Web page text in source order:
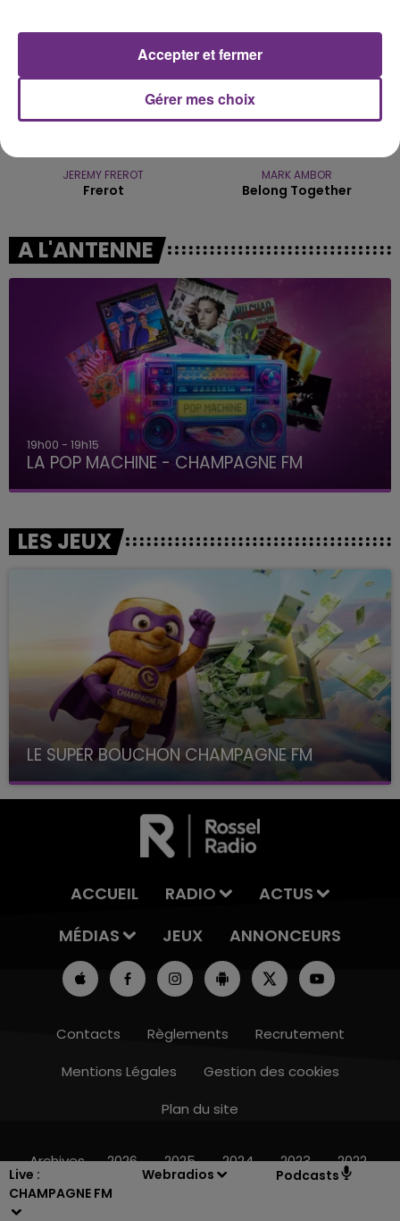
Live :
CHAMPAGNE FM
Webradios Podcasts
15h00 - 19h00
JEREMY FREROT
Frerot
MARK AMBOR
Belong Together
A L'ANTENNE
19h15 - 20h00
LA RADIO POP
LES JEUX
LE SUPER BOUCHON CHAMPAGNE FM
avec La Famille Champagne FM, à 8H10
ACCUEIL RADIO
ACTUS
MÉDIAS
JEUX ANNONCEURS
Contacts Règlements
Recrutement
Mentions Légales
Gestion des cookies
Plan du site
Archives 2026 2025 2024 2023 2022
Gérer mes choix
Accepter et fermer